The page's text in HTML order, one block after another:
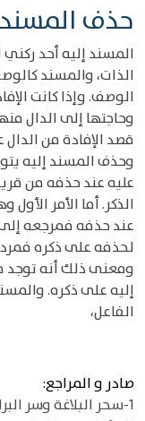
حذف المسند
المسند إليه أحد ركني
الذات، والمسند
الوصف. وإذا كانت
وحاجتها إلى الدال
قصد الإفادة من
وحذف المسند إليه
عليه عند حذفه من
الذكر. أما الأمر
عند حذفه فمرجعه إلى
لحذفه على ذكره
ومعنى ذلك أنه توجد
إليه على ذكره.
الفاعل،
صادر و المراجع:
1-سحر البلاغة وسر البراعة